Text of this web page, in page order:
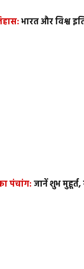
भारत और विश्व
पंचांग:जानें शुभ